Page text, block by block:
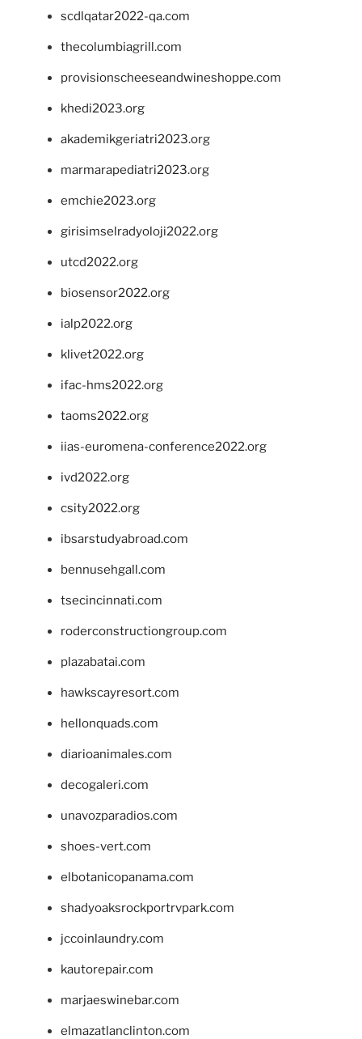
scdlqatar2022-qa.com
thecolumbiagrill.com
provisionscheeseandwineshoppe.com
khedi2023.org
akademikgeriatri2023.org
marmarapediatri2023.org
emchie2023.org
girisimselradyoloji2022.org
utcd2022.org
biosensor2022.org
ialp2022.org
klivet2022.org
ifac-hms2022.org
taoms2022.org
iias-euromena-conference2022.org
ivd2022.org
csity2022.org
ibsarstudyabroad.com
bennusehgall.com
tsecincinnati.com
roderconstructiongroup.com
plazabatai.com
hawkscayresort.com
hellonquads.com
diarioanimales.com
decogaleri.com
unavozparadios.com
shoes-vert.com
elbotanicopanama.com
shadyoaksrockportrvpark.com
jccoinlaundry.com
kautorepair.com
marjaeswinebar.com
elmazatlanclinton.com